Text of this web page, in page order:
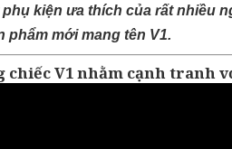
kiện ưa thích của rất nhiều
phẩm mới mang tên V1.
V1 nhằm cạnh tranh